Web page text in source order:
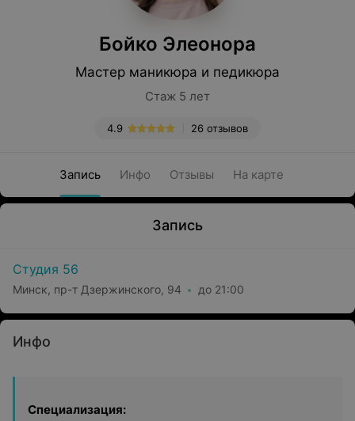
Бойко Элеонора
Мастер маникюра и педикюра
Стаж 5 лет
26 отзывов
4.9
Запись Инфо Отзывы На карте
Запись
Студия 56
Минск, пр-т Дзержинского, 94 до 21:00
Инфо
Специализация: